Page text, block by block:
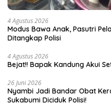
4 Agustus 2026
Modus Bawa Anak, Pasutri
Ditangkap Polisi
4 Agustus 2026
Bejat!! Bapak Kandung Akui
26 Juni 2026
Nyambi Jadi Bandar Obat
Sukabumi Diciduk Polisi!